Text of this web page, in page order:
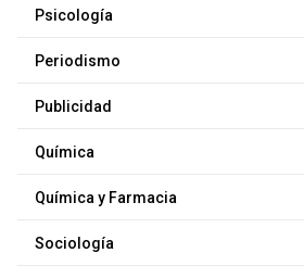
Psicología
Periodismo
Publicidad
Química
Química y Farmacia
Sociología